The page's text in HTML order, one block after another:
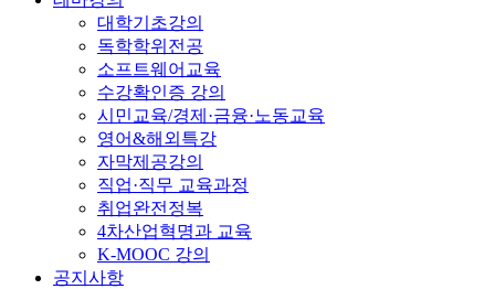
대학기초강의
독학학위전공
소프트웨어교육
수강확인증 강의
시민교육/경제·금융·노동교육
영어&해외특강
자막제공강의
직업·직무 교육과정
취업완전정복
4차산업혁명과 교육
K-MOOC 강의
공지사항